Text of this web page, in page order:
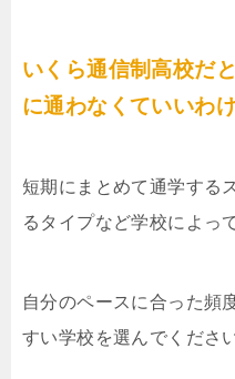
いくら通信制高校だ
に通わなくていいわ
短期にまとめて通学する
るタイプなど学校によっ
自分のペースに合った頻
すい学校を選んでください